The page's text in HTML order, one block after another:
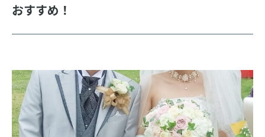
おすすめ！